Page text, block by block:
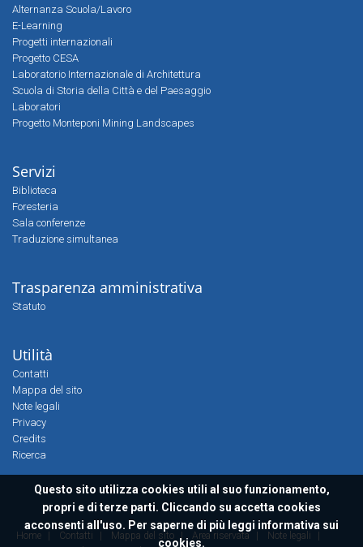
Questo sito utilizza cookies utili al suo funzionamento,
propri e di terze parti. Cliccando su accetta cookies
acconsenti all'uso. Per saperne di più leggi informativa sui
cookies.
Alternanza Scuola/Lavoro
E-Learning
Progetti internazionali
Progetto CESA
Laboratorio Internazionale di Architettura
Scuola di Storia della Città e del Paesaggio
Laboratori
Progetto Monteponi Mining Landscapes
Servizi
Biblioteca
Foresteria
Sala conferenze
Traduzione simultanea
Trasparenza amministrativa
Statuto
Utilità
Contatti
Mappa del sito
Note legali
Privacy
Credits
Ricerca
Home Contatti Mappa del sito | Area riservata Note legali